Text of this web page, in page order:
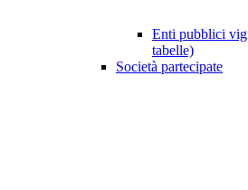
Enti pubblici
tabelle)
Società partecipate